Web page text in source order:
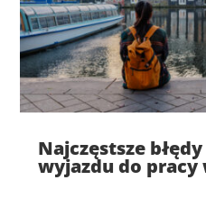
Najczęstsze
wyjazdu do pracy